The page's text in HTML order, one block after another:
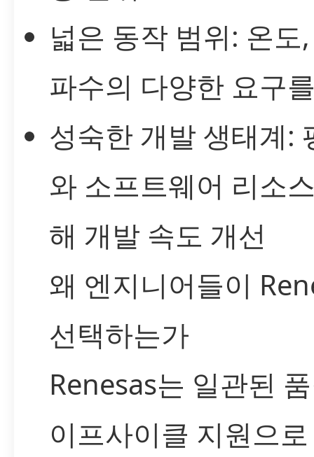
넓은 동작 범위: 온도
파수의 다양한 요구
성숙한 개발 생태계:
와 소프트웨어 리소
해 개발 속도 개선
왜 엔지니어들이
선택하는가
Renesas는 일관된
이프사이클 지원으